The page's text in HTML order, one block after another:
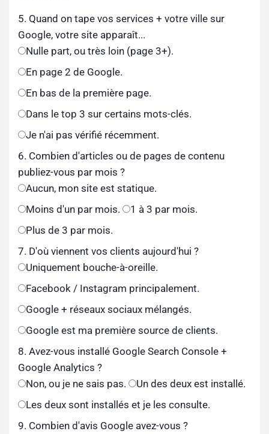
5. Quand on tape vos services + votre ville sur
Google, votre site apparaît...
Nulle part, ou très loin (page 3+).
En page 2 de Google.
En bas de la première page.
Dans le top 3 sur certains mots-clés.
Je n'ai pas vérifié récemment.
6. Combien d'articles ou de pages de contenu
publiez-vous par mois ?
Aucun, mon site est statique.
Moins d'un par mois.
1 à 3 par mois.
Plus de 3 par mois.
7. D'où viennent vos clients aujourd'hui ?
Uniquement bouche-à-oreille.
Facebook / Instagram principalement.
Google + réseaux sociaux mélangés.
Google est ma première source de clients.
8. Avez-vous installé Google Search Console +
Google Analytics ?
Non, ou je ne sais pas.
Un des deux est installé.
Les deux sont installés et je les consulte.
9. Combien d'avis Google avez-vous ?